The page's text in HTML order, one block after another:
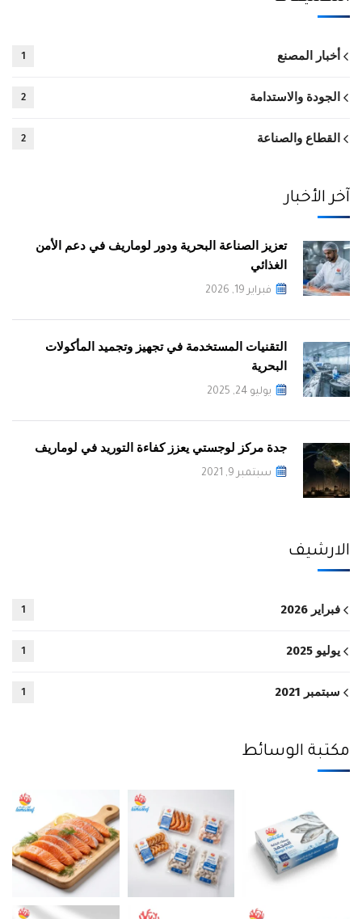
أخبار المصنع 1
الجودة والاستدامة 2
القطاع والصناعة 2
آخر الأخبار
تعزيز الصناعة البحرية ودور لوماريف في دعم الأمن
الغذائي
فبراير 19, 2026
التقنيات المستخدمة في تجهيز وتجميد المأكولات
البحرية
يوليو 24, 2025
جدة مركز لوجستي يعزز كفاءة التوريد في لوماريف
سبتمبر 9, 2021
الارشيف
فبراير 2026 1
يوليو 2025 1
سبتمبر 2021 1
مكتبة الوسائط